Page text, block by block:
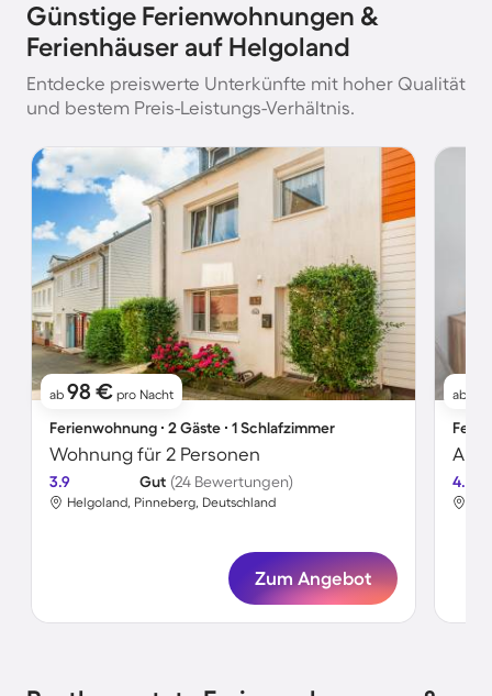
Günstige Ferienwohnungen &
Ferienhäuser auf Helgoland
Entdecke preiswerte Unterkünfte mit hoher Qualität
und bestem Preis-Leistungs-Verhältnis.
ab 98 € pro Nacht
Ferienwohnung ∙ 2 Gäste ∙ 1 Schlafzimmer
Wohnung für 2 Personen
3.9 Gut (24 Bewertungen)
Helgoland, Pinneberg, Deutschland
Zum Angebot
ab
4.4